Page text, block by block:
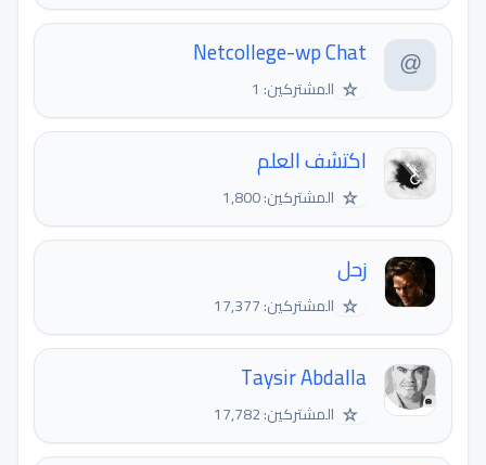
Netcollege-wp Chat
☆ المشتركين: 1
اكتشف العلم
☆ المشتركين: 1,800
زحل
☆ المشتركين: 17,377
Taysir Abdalla
☆ المشتركين: 17,782